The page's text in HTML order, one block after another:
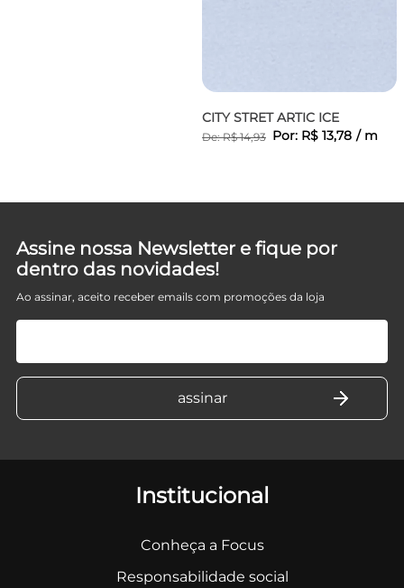
CITY STRET ARTIC ICE
De:R$ 14,93 Por: R$ 13,78 / m
Assine nossa Newsletter e fique por
dentro das novidades!
Ao assinar, aceito receber emails com promoções da loja
Institucional
Conheça a Focus
Responsabilidade social